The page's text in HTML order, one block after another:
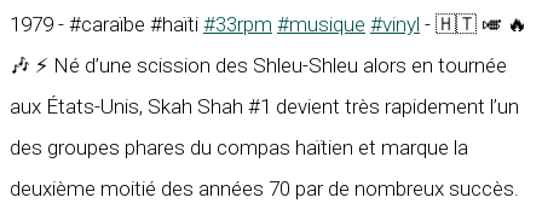
1979 - #caraïbe #haïti #33rpm #musique #vinyl - 🇭🇹 🎺 🔥
🎶 ⚡ Né d’une scission des Shleu-Shleu alors en tournée
aux États-Unis, Skah Shah #1 devient très rapidement l’un
des groupes phares du compas haïtien et marque la
deuxième moitié des années 70 par de nombreux succès.